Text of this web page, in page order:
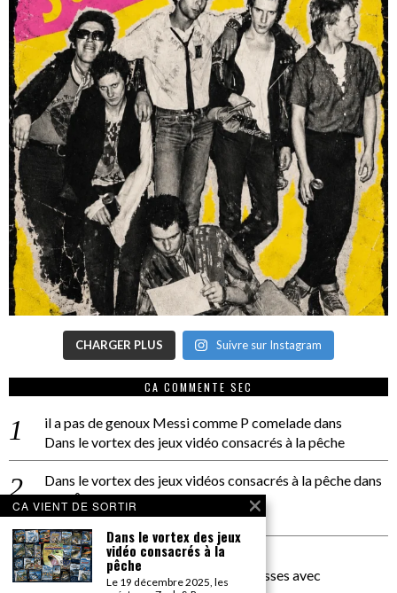
CHARGER PLUS Suivre sur Instagram
CA COMMENTE SEC
il a pas de genoux Messi comme P comeladedans
Dans le vortex des jeux vidéo consacrés à la pêche
Dans le vortex des jeux vidéos consacrés à la pêchedans
PACÔME THIELLEMENT
La séance d’Hip Gnose
La Patrie
dans
On a parlé Dolce Vita et lutte des classes avec
CA VIENT DE SORTIR
Dans le vortex des jeux
vidéo consacrés à la
pêche
Le 19 décembre 2025, les